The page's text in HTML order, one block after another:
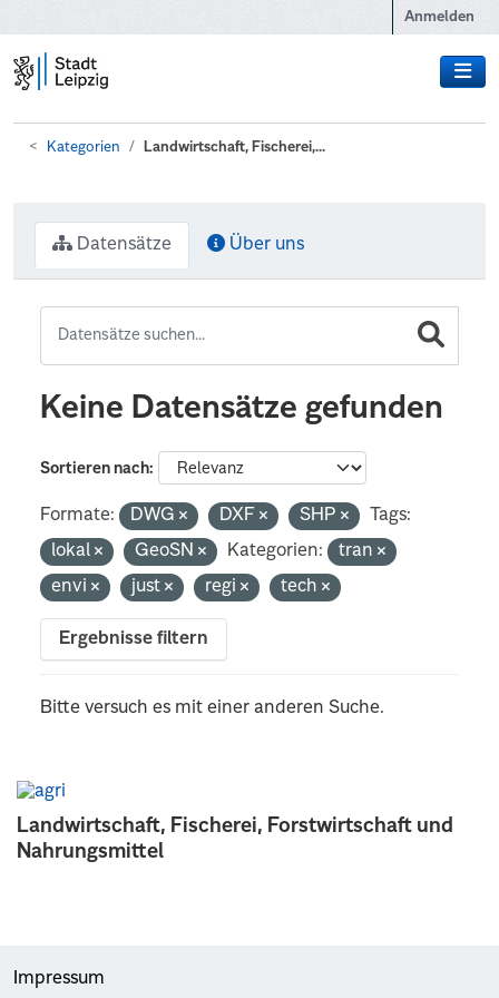
Anmelden
Kategorien Landwirtschaft, Fischerei,...
Landwirtschaft, Fischerei, Forstwirtschaft und
Nahrungsmittel
Datensätze Über uns
Keine Datensätze gefunden
Sortieren nach
Formate: DWG DXF SHP
Tags:
lokal
GeoSN Kategorien:
tran
envi
just regi tech
Ergebnisse filtern
Bitte versuch es mit einer anderen Suche.
Impressum